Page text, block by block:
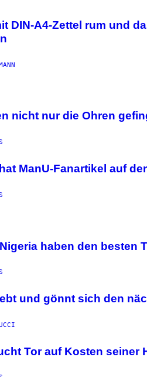
DIN-A4-Zettel rum und
nicht nur die Ohren
ManU-Fanartikel auf
haben den besten
und gönnt sich den
Tor auf Kosten